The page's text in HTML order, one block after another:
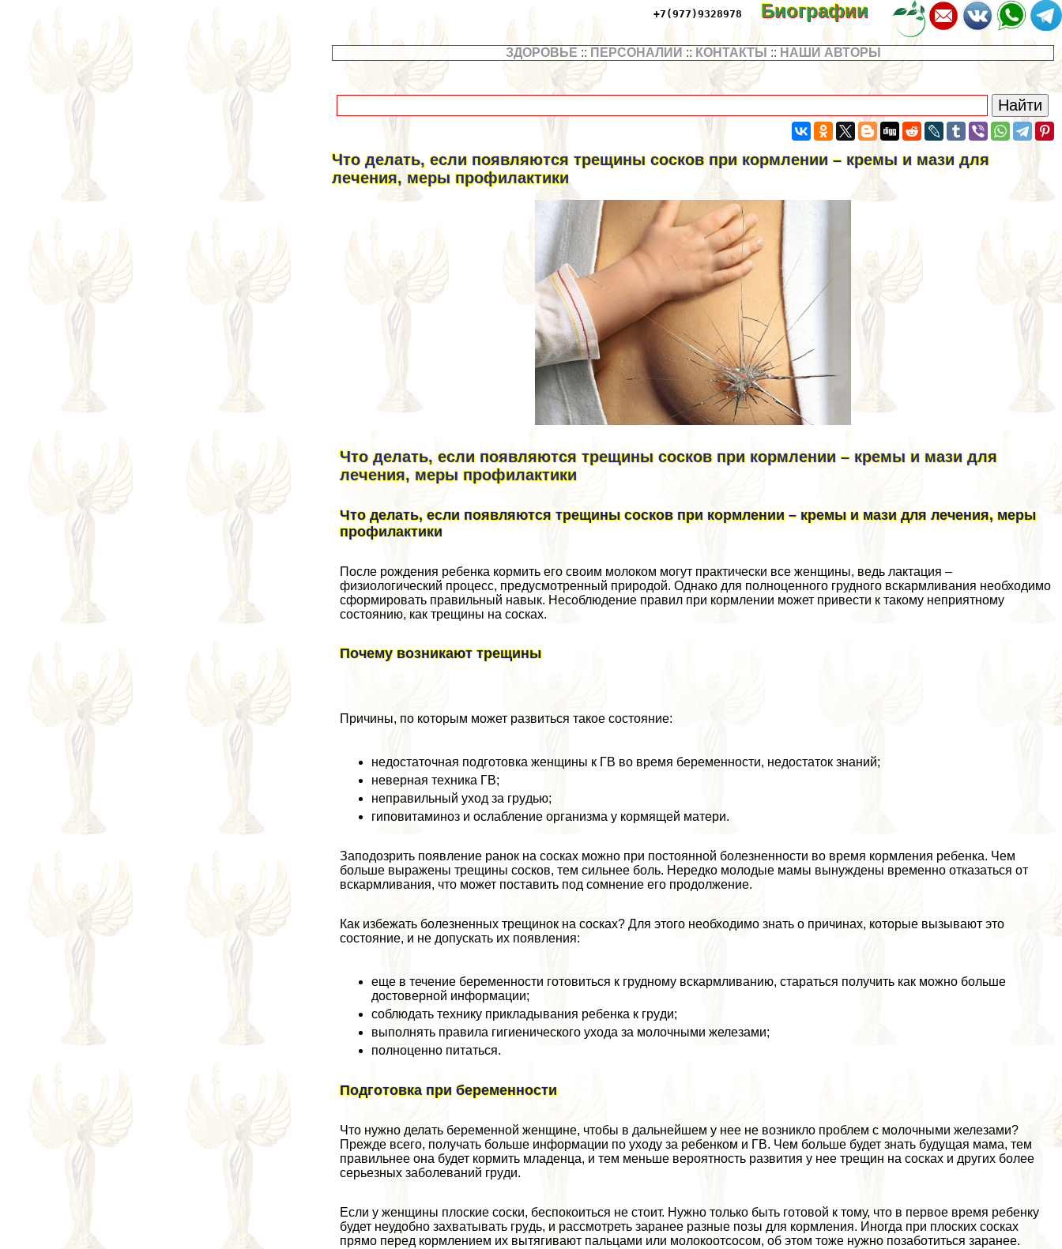
+7(977)9328978 Биографии
ЗДОРОВЬЕ :: ПЕРСОНАЛИИ :: КОНТАКТЫ :: НАШИ АВТОРЫ
Что делать, если появляются трещины сосков при кормлении – кремы и мази для
лечения, меры профилактики
Что делать, если появляются трещины сосков при кормлении – кремы и мази для
лечения, меры профилактики
Что делать, если появляются трещины сосков при кормлении – кремы и мази для лечения, меры
профилактики
После рождения ребенка кормить его своим молоком могут пpaктически все женщины, ведь лактация –
физиологический процесс, предусмотренный природой. Однако для полноценного грудного вскармливания необходимо
сформировать правильный навык. Несоблюдение правил при кормлении может привести к такому неприятному
состоянию, как трещины на сосках.
Почему возникают трещины
Причины, по которым может развиться такое состояние:
недостаточная подготовка женщины к ГВ во время беременности, недостаток знаний;
неверная техника ГВ;
неправильный уход за гpyдью;
гиповитаминоз и ослабление организма у кормящей матери.
Заподозрить появление ранок на сосках можно при постоянной болезненности во время кормления ребенка. Чем
больше выражены трещины сосков, тем сильнее боль. Нередко молодые мамы вынуждены временно отказаться от
вскармливания, что может поставить под сомнение его продолжение.
Как избежать болезненных трещинок на сосках? Для этого необходимо знать о причинах, которые вызывают это
состояние, и не допускать их появления:
еще в течение беременности готовиться к грудному вскармливанию, стараться получить как можно больше
достоверной информации;
соблюдать технику прикладывания ребенка к гpyди;
выполнять правила гигиенического ухода за молочными железами;
полноценно питаться.
Подготовка при беременности
Что нужно делать беременной женщине, чтобы в дальнейшем у нее не возникло проблем с молочными железами?
Прежде всего, получать больше информации по уходу за ребенком и ГВ. Чем больше будет знать будущая мама, тем
правильнее она будет кормить младенца, и тем меньше вероятность развития у нее трещин на сосках и других более
серьезных заболеваний гpyди.
Если у женщины плоские соски, беспокоиться не стоит. Нужно только быть готовой к тому, что в первое время ребенку
будет неудобно захватывать гpyдь, и рассмотреть заранее разные позы для кормления. Иногда при плоских сосках
прямо перед кормлением их вытягивают пальцами или молокоoтcocом, об этом тоже нужно позаботиться заранее.